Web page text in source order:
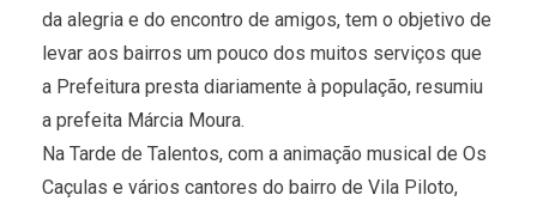
da alegria e do encontro de amigos, tem o objetivo de
levar aos bairros um pouco dos muitos serviços que
a Prefeitura presta diariamente à população, resumiu
a prefeita Márcia Moura.
Na Tarde de Talentos, com a animação musical de Os
Caçulas e vários cantores do bairro de Vila Piloto,